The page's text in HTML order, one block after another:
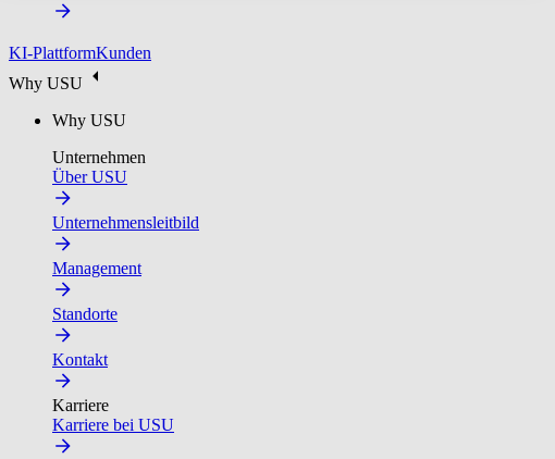
KI-PlattformKunden
Why USU
Why USU
Unternehmen
Über USU
Unternehmensleitbild
Management
Standorte
Kontakt
Karriere
Karriere bei USU